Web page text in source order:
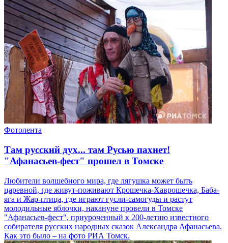
Фотолента
Там русский дух... там Русью пахнет!
"Афанасьев-фест" прошел в Томске
Любители волшебного мира, где лягушка может быть
царевной, где живут-поживают Крошечка-Хаврошечка, Баба-
яга и Жар-птица, где играют гусли-самогуды и растут
молодильные яблочки, накануне провели в Томске
"Афанасьев-фест", приуроченный к 200-летию известного
собирателя русских народных сказок Александра Афанасьева.
Как это было – на фото РИА Томск.